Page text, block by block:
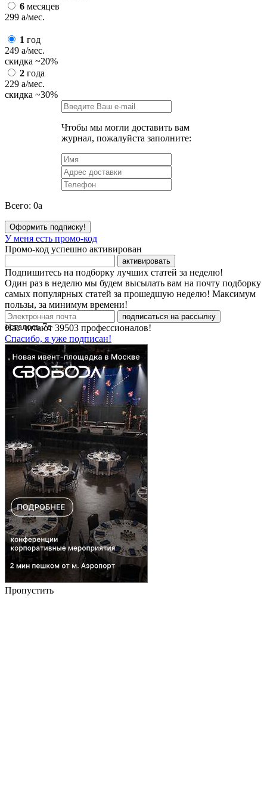
6 месяцев
299 a/мес.
1 год
249 a/мес.
скидка ~20%
2 года
229 a/мес.
скидка ~30%
Чтобы мы могли доставить вам
журнал, пожалуйста заполните:
Всего: 0a
Оформить подписку!
У меня есть промо-код
Промо-код успешно активирован
активировать
Подпишитесь на подборку лучших статей за неделю!
Один раз в неделю мы будем высылать вам на почту подборку
самых популярных статей за прошедшую неделю! Максимум
пользы, за минимум времени!
подписаться на рассылку
Нас читают 39503 профессионалов!
Спасибо, я уже подписан!
осталось7с
Пропустить